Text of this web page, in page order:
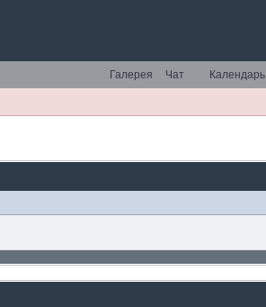
Календарь
Чат
Галерея